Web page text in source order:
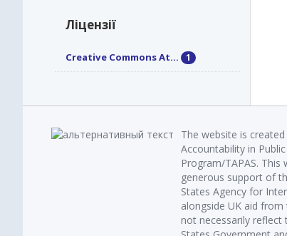
Ліцензії
Creative Commons At... 1
The website is
Accountability in
Program/TAPAS. This
generous support of
States Agency for
alongside UK aid
not necessarily reflect